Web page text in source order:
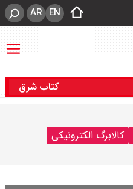
EN
AR
کتاب شرق
کالابرگ الکترونیکی